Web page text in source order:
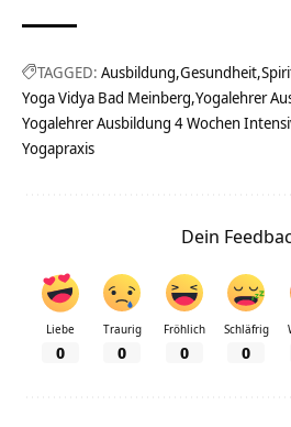
TAGGED: Ausbildung Gesundheit
Yoga Vidya Bad Meinberg Yogalehrer
Yogalehrer Ausbildung 4 Wochen
Yogapraxis
Dein
Liebe
0
Traurig
0
Fröhlich
0
Schläfrig
0